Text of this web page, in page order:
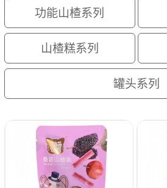
功能山楂系列
山楂糕系列
罐头系列